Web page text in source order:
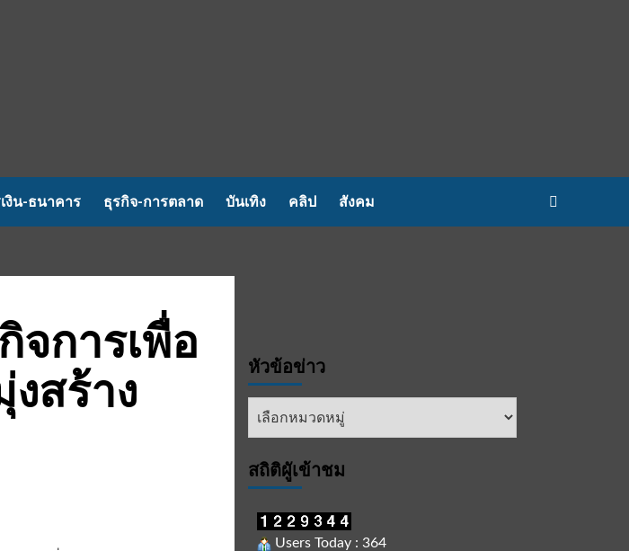
งิน-ธนาคาร ธุรกิจ-การตลาด บันเทิง คลิป สังคม
จการเพื่อ
สร้าง
หัวข้อข่าว
หัวข้อ
สถิติผูัเข้าชม
Users Today : 364